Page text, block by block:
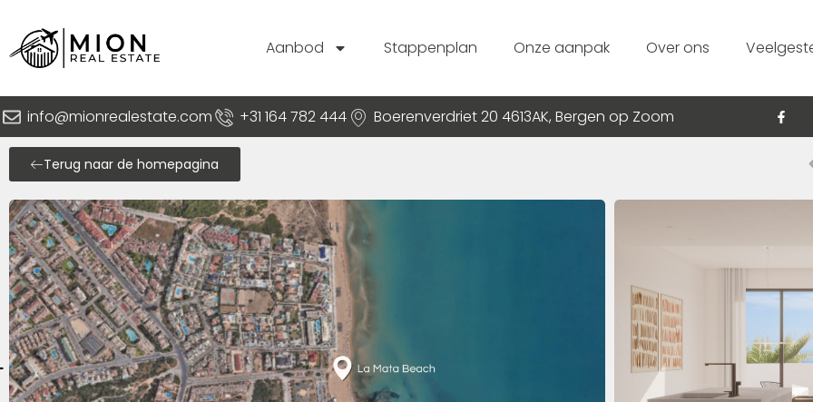
Aanbod Stappenplan Onze aanpak Over ons
info@mionrealestate.com +31 164 782 444 Boerenverdriet 20 4613AK, Bergen op Zoom
Terug naar de homepagina